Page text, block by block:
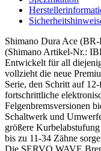
Shimano Dura Ace
(Shimano Artikel-Nr.:
Entwickelt für all
vollzieht die neue
Serie, den Schritt auf
fortschrittliche
Felgenbremsversionen
Schaltwerk und
größere
bis zu 11-34 Zähne
Die SERVO WAVE